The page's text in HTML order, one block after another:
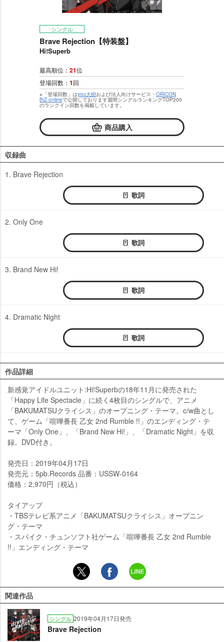
シングル
Brave Rejection【特装盤】
Hi!Superb
最高順位： 21位
登場回数： 1回
※「登場回数」はyou大樹および法人向けサービス・ ORICON
BiZ onlineで公開しております週間シングルランキングTOP200
のランクイン回数を掲載しています。
商品購入
収録曲
1. Brave Rejection
歌詞
2. Only One
歌詞
3. Brand New Hi!
歌詞
4. Dramatic Night
歌詞
作品詳細
新感覚アイドルユニット:Hi!Superbの18年11月に発売された
「Happy Life Spectacle」に続く4枚目のシングルで、アニメ
「BAKUMATSUクライシス」のオープニング・テーマ。c/w曲とし
て、ゲーム「喧嘩番長 乙女 2nd Rumble !!」のエンディング・テ
ーマ「Only One」、「Brand New Hi!」、「Dramatic Night」を収
録。DVD付き。
発売日：2019年04月17日
発売元：5pb.Records 品番：USSW-0164
価格：2,970円（税込）
タイアップ
・TBSテレビ系アニメ「BAKUMATSUクライシス」オープニン
グ・テーマ
・スパイク・チュンソフト社ゲーム「喧嘩番長 乙女 2nd Rumble
!!」エンディング・テーマ
関連作品
シングル 2019年04月17日発売
Brave Rejection